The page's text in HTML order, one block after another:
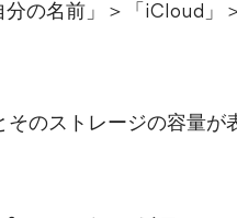
の名前」＞「iCloud」
のストレージの容量が